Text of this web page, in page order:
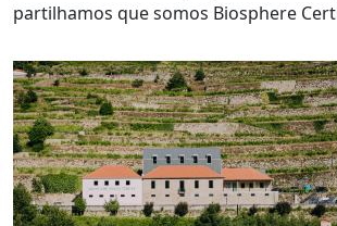
partilhamos que somos Biosphere